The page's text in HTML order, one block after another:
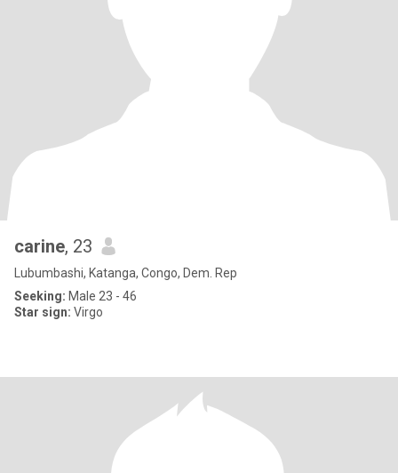
carine, 23
Lubumbashi, Katanga, Congo, Dem. Rep
Seeking: Male 23 - 46
Star sign: Virgo